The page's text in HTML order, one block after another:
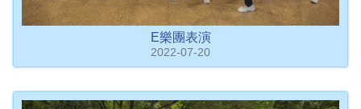
E樂團表演
2022-07-20